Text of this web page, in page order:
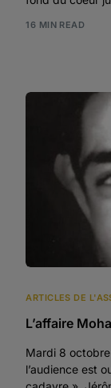
16 MIN READ
ARTICLES DE
L’affaire
Mardi 8
l’audience est